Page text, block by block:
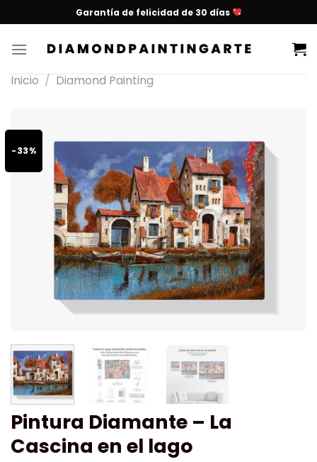
Garantía de felicidad de 30 días
Inicio / Diamond Painting
-33%
Pintura Diamante – La
Cascina en el lago